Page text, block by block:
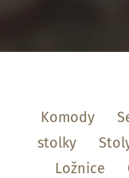
Komody
stolky
Ložnice